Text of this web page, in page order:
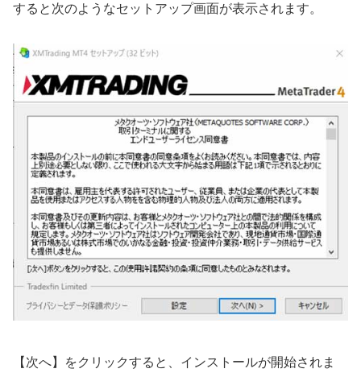
すると次のようなセットアップ画面が表示されます。
【次へ】をクリックすると、インストールが開始されま